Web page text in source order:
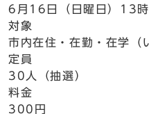
6月16日（日曜日）13
対象
市内在住・在勤・在学（
定員
30人（抽選）
料金
300円